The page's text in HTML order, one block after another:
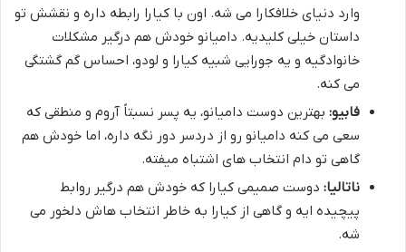
وارد دنیای خلافکارا می شه. اون با کیارا رابطه داره و نقشش تو
داستان خیلی کلیدیه. دامیانو خودش هم درگیر مشکلات
خانوادگیه و یه جورایی شبیه کیارا و لودو، احساس گم گشتگی
می کنه.
فابیو: بهترین دوست دامیانو، یه پسر نسبتاً آروم و منطقی که
سعی می کنه دامیانو رو از دردسر دور نگه داره، اما خودش هم
گاهی تو دام انتخاب های اشتباه میفته.
ناتالیا: دوست صمیمی کیارا که خودش هم درگیر روابط
پیچیده ایه و گاهی از کیارا به خاطر انتخاب هاش دلخور می
شه.